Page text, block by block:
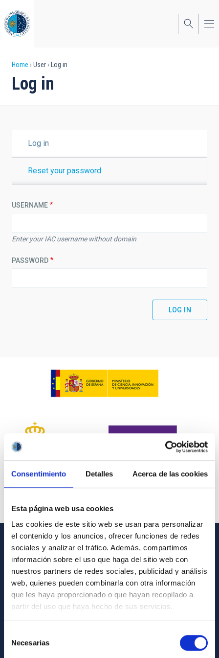
Consentimiento Detalles Acerca de las cookies
Esta página web usa cookies
Las cookies de este sitio web se usan para personalizar
el contenido y los anuncios, ofrecer funciones de redes
sociales y analizar el tráfico. Además, compartimos
información sobre el uso que haga del sitio web con
nuestros partners de redes sociales, publicidad y análisis
web, quienes pueden combinarla con otra información
que les haya proporcionado o que hayan recopilado a
partir del uso que haya hecho de sus servicios.
Necesarias
to
main
content
Breadcrumb
Home User Log in
Log in
TABSLog in
Reset your password
USERNAME
Enter your IAC username without domain
PASSWORD
GENERAL INFORMATION
Contact
How to get to the IAC
List of personnel
Library
General register